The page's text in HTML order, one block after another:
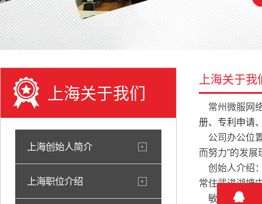
上海关于我们
上海创始人简介
上海职位介绍
上海关于我
常州微服网
册、专利申请
公司办公位
而努力”的发
创始人介绍
常住武进湖塘
敏哥原创自